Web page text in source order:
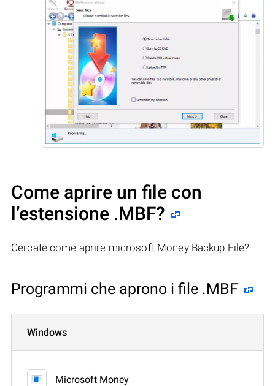
Come aprire un file con
l’estensione .MBF?
Cercate come aprire microsoft Money Backup File?
Programmi che aprono i file .MBF
Windows
Microsoft Money